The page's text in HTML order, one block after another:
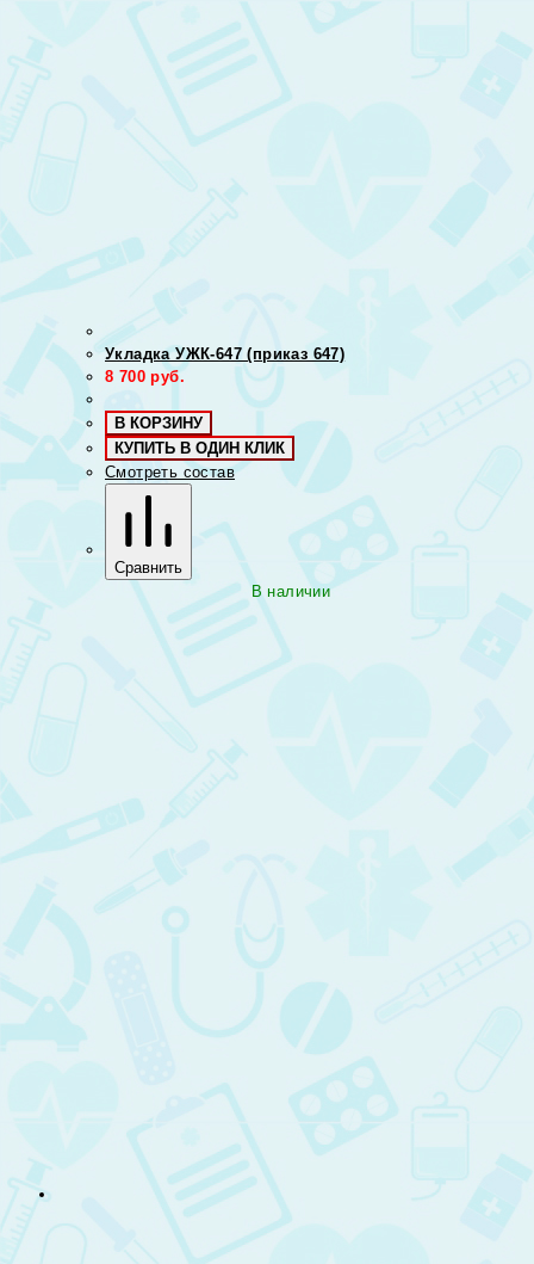
Укладка УЖК-647 (приказ 647)
8 700 руб.
В КОРЗИНУ
КУПИТЬ В ОДИН КЛИК
Смотреть состав
Сравнить
В наличии